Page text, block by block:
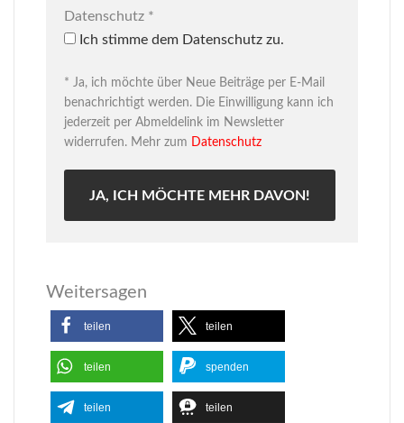
Datenschutz *
Ich stimme dem Datenschutz zu.
* Ja, ich möchte über Neue Beiträge per E-Mail
benachrichtigt werden. Die Einwilligung kann ich
jederzeit per Abmeldelink im Newsletter
widerrufen. Mehr zum Datenschutz
Weitersagen
teilen teilen
teilen spenden
teilen teilen